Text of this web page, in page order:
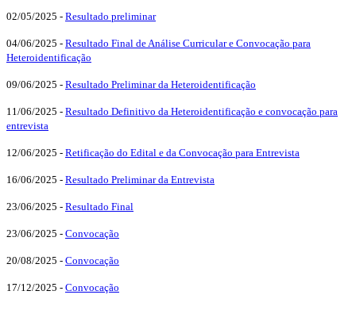
02/05/2025 - Resultado preliminar
04/06/2025 - Resultado Final de Análise Curricular e Convocação para
Heteroidentificação
09/06/2025 - Resultado Preliminar da Heteroidentificação
11/06/2025 - Resultado Definitivo da Heteroidentificação e convocação para
entrevista
12/06/2025 - Retificação do Edital e da Convocação para Entrevista
16/06/2025 - Resultado Preliminar da Entrevista
23/06/2025 - Resultado Final
23/06/2025 - Convocação
20/08/2025 - Convocação
17/12/2025 - Convocação